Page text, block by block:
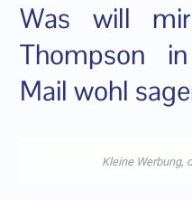
Was will
Thompson
Mail wohl